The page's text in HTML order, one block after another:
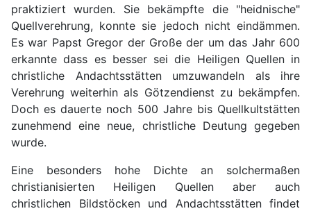
praktiziert wurden. Sie bekämpfte die "heidnische"
Quellverehrung, konnte sie jedoch nicht eindämmen.
Es war Papst Gregor der Große der um das Jahr 600
erkannte dass es besser sei die Heiligen Quellen in
christliche Andachtsstätten umzuwandeln als ihre
Verehrung weiterhin als Götzendienst zu bekämpfen.
Doch es dauerte noch 500 Jahre bis Quellkultstätten
zunehmend eine neue, christliche Deutung gegeben
wurde.
Eine besonders hohe Dichte an solchermaßen
christianisierten Heiligen Quellen aber auch
christlichen Bildstöcken und Andachtsstätten findet